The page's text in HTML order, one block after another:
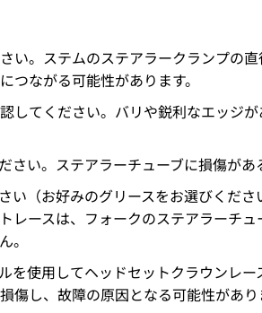
。ステムのステアラークランプの
ながる可能性があります。
してください。バリや鋭利なエッジ
い。ステアラーチューブに損傷があ
（お好みのグリースをお選びくだ
ースは、フォークのステアラーチ
。
使用してヘッドセットクラウンレ
し、故障の原因となる可能性があり